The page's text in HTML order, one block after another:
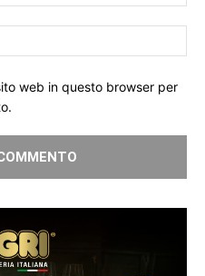
web in questo browser per